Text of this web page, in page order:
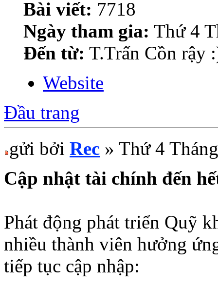
Bài viết: 7718
Ngày tham gia: Thứ 4
Đến từ: T.Trấn Cồn rậy
Website
Đầu trang
gửi bởi Rec » Thứ 4
Cập nhật tài chính đến
Phát động phát triển Quỹ
nhiều thành viên hưởng
tiếp tục cập nhập: